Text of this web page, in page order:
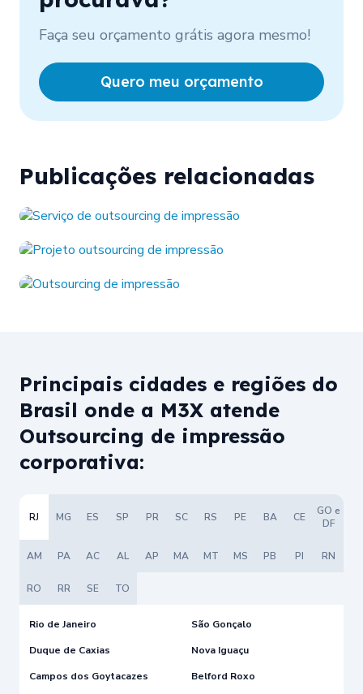
Faça seu orçamento grátis agora mesmo!
Quero meu orçamento
Publicações relacionadas
Principais cidades e regiões do
Brasil onde a M3X atende
Outsourcing de impressão
corporativa:
RJ MG ES SP PR SC RS PE BA CE
GO e
DF
AM PA AC AL AP MA MT MS PB PI RN
RO RR SE TO
Rio de Janeiro
São Gonçalo
Duque de Caxias
Nova Iguaçu
Campos dos Goytacazes
Belford Roxo